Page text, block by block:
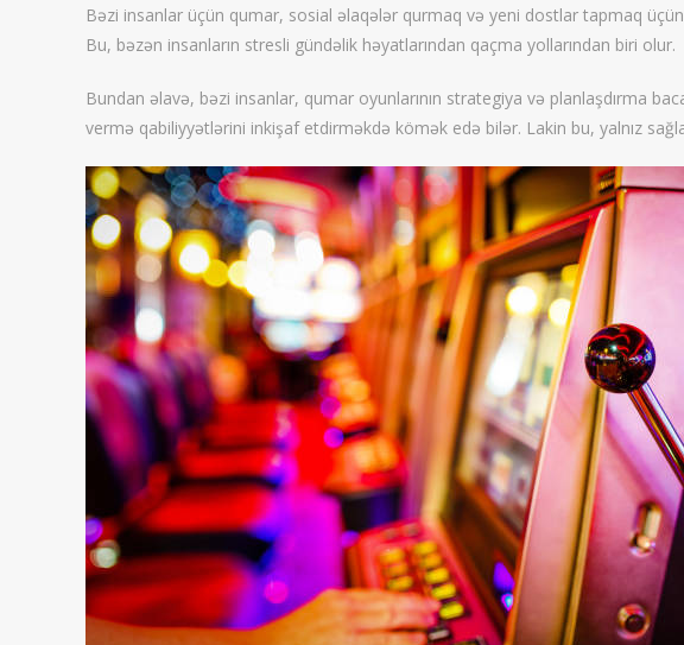
Bəzi insanlar üçün qumar, sosial əlaqələr qurmaq və yeni dostlar tapmaq
Bu, bəzən insanların stresli gündəlik həyatlarından qaçma yollarından biri olur.
Bundan əlavə, bəzi insanlar, qumar oyunlarının strategiya və planlaşdırma
vermə qabiliyyətlərini inkişaf etdirməkdə kömək edə bilər. Lakin bu, yalnız